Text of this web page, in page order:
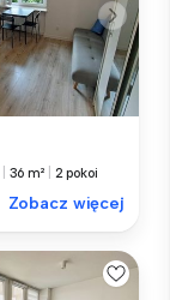
36 m² 2 pokoi
Zobacz więcej